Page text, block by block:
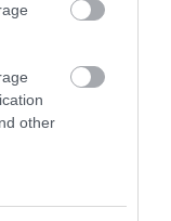
other